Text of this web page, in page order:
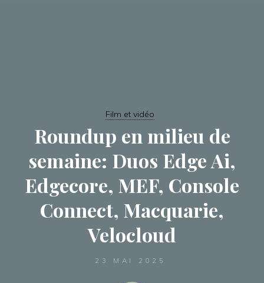
Film et vidéo
Roundup en milieu de
semaine: Duos Edge Ai,
Edgecore, MEF, Console
Connect, Macquarie,
Velocloud
23 MAI 2025